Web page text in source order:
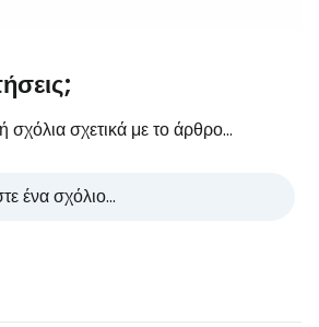
σχόλια σχετικά με το άρθρο...
ένα σχόλιο...